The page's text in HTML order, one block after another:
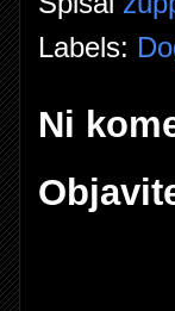
Labels:
Ni